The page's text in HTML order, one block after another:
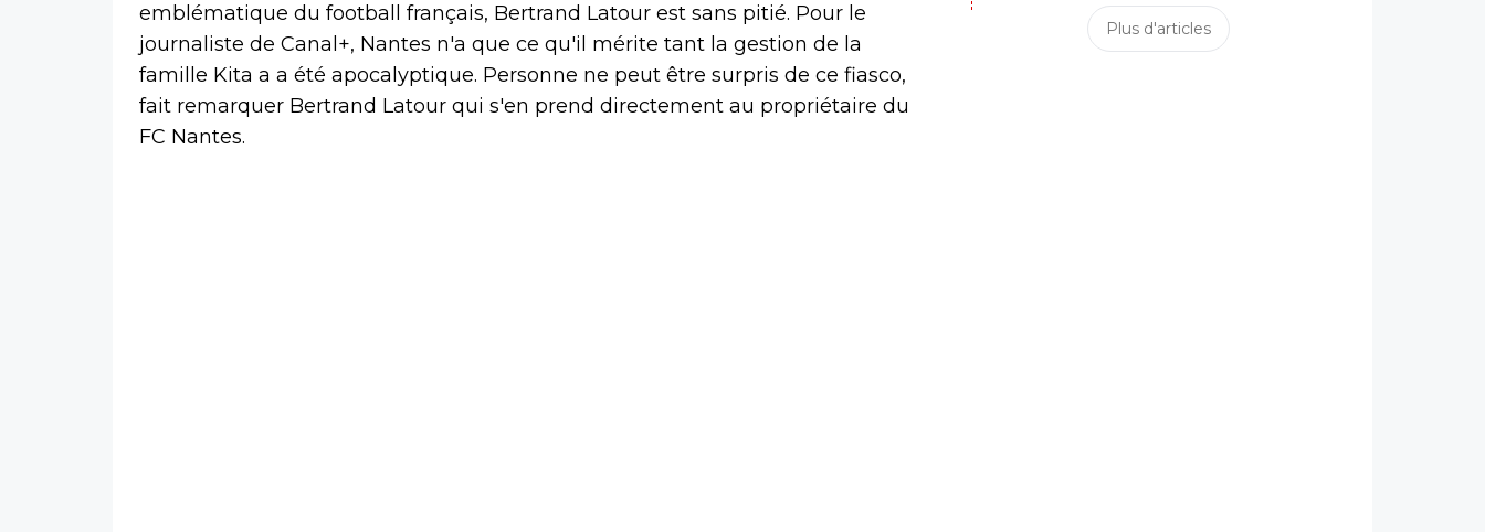
emblématique du football français, Bertrand Latour est sans pitié. Pour le
journaliste de Canal+, Nantes n'a que ce qu'il mérite tant la gestion de la
famille Kita a a été apocalyptique. Personne ne peut être surpris de ce fiasco,
fait remarquer Bertrand Latour qui s'en prend directement au propriétaire du
FC Nantes.
Plus d'articles